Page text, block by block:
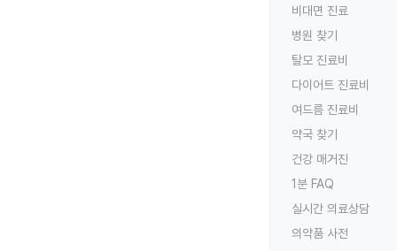
비대면 진료
병원 찾기
탈모 진료비
다이어트 진료비
여드름 진료비
약국 찾기
건강 매거진
1분 FAQ
실시간 의료상담
의약품 사전